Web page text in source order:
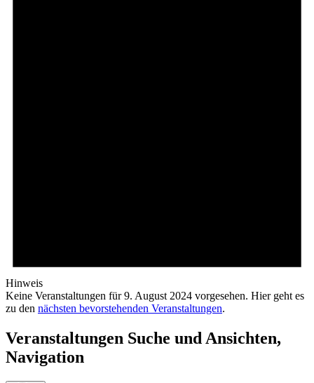
Hinweis
Keine Veranstaltungen für 9. August 2024 vorgesehen. Hier geht es
zu den nächsten bevorstehenden Veranstaltungen.
Veranstaltungen Suche und Ansichten,
Navigation